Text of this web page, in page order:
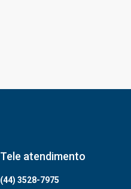
Tele atendimento
(44) 3528-7975